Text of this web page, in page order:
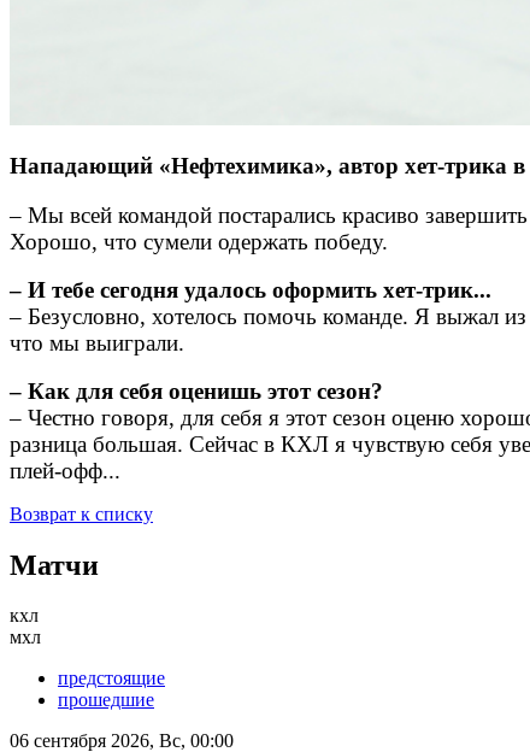
Нападающий «Нефтехимика», автор хет-трика
– Мы всей командой постарались красиво
Хорошо, что сумели одержать победу.
– И тебе сегодня удалось оформить хет-трик...
– Безусловно, хотелось помочь команде. Я выжал
что мы выиграли.
– Как для себя оценишь этот сезон?
– Честно говоря, для себя я этот сезон оценю
разница большая. Сейчас в КХЛ я чувствую себя
плей-офф...
Возврат к списку
Матчи
кхл
мхл
предстоящие
прошедшие
06 сентября 2026, Вс, 00:00